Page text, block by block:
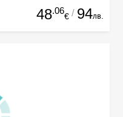
48.06
€ / 94лв.